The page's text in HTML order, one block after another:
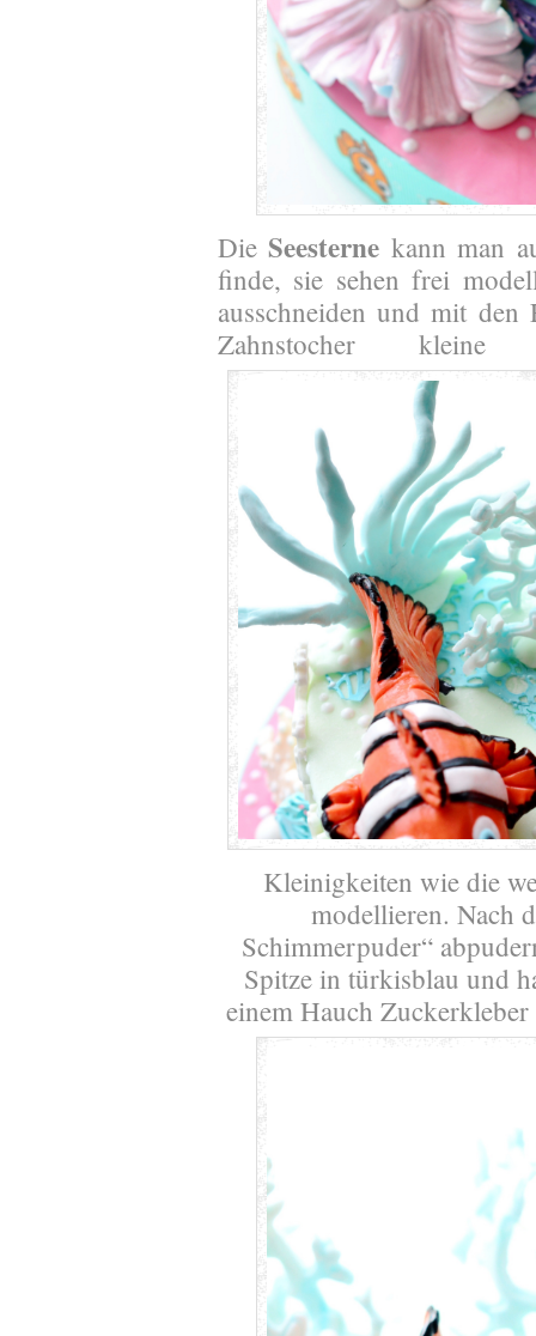
DieSeesterne kann man
finde, sie sehen frei
ausschneiden und mit
Zahnstocher
Kleinigkeiten wie die
modellieren. Nach
Schimmerpuder“
Spitze in türkisblau und
einem Hauch